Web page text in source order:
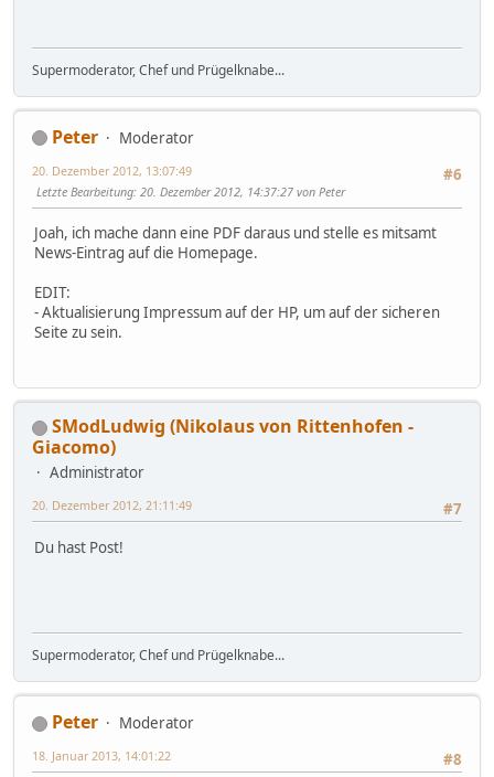
Supermoderator, Chef und Prügelknabe...
Peter
Moderator
#6
20. Dezember 2012, 13:07:49
Letzte Bearbeitung: 20. Dezember 2012, 14:37:27 von Peter
Joah, ich mache dann eine PDF daraus und stelle es mitsamt
News-Eintrag auf die Homepage.
EDIT:
- Aktualisierung Impressum auf der HP, um auf der sicheren
Seite zu sein.
SModLudwig (Nikolaus von Rittenhofen -
Giacomo)
Administrator
#7
20. Dezember 2012, 21:11:49
Du hast Post!
Supermoderator, Chef und Prügelknabe...
Peter
Moderator
#8
18. Januar 2013, 14:01:22